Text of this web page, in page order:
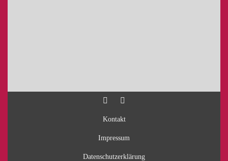
Kontakt
Impressum
Datenschutzerklärung